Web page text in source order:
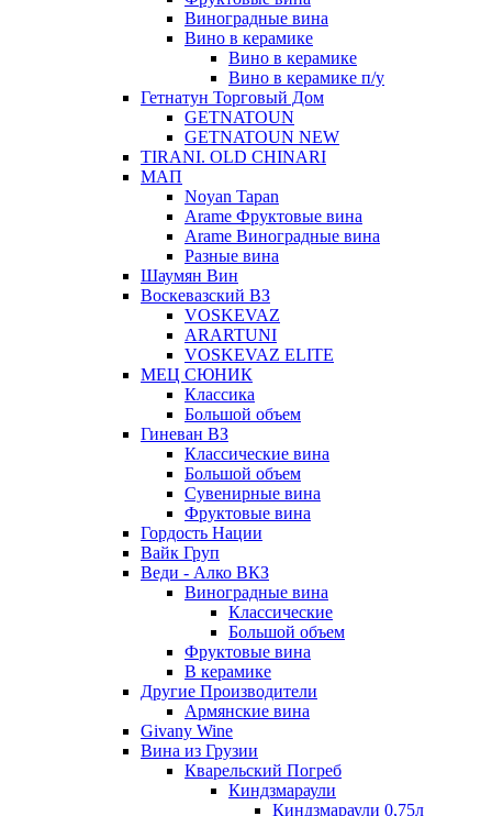
Виноградные вина
Вино в керамике
Вино в керамике
Вино в керамике п/у
Гетнатун Торговый Дом
GETNATOUN
GETNATOUN NEW
TIRANI. OLD CHINARI
МАП
Noyan Tapan
Arame Фруктовые вина
Arame Виноградные вина
Разные вина
Шаумян Вин
Воскевазский ВЗ
VOSKEVAZ
ARARTUNI
VOSKEVAZ ELITE
МЕЦ СЮНИК
Классика
Большой объем
Гиневан ВЗ
Классические вина
Большой объем
Сувенирные вина
Фруктовые вина
Гордость Нации
Вайк Груп
Веди - Алко ВКЗ
Виноградные вина
Классические
Большой объем
Фруктовые вина
В керамике
Другие Производители
Армянские вина
Givany Wine
Вина из Грузии
Кварельский Погреб
Киндзмараули
Киндзмараули 0,75л